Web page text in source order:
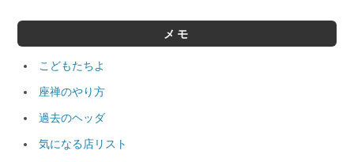
メモ
こどもたちよ
座禅のやり方
過去のヘッダ
気になる店リスト